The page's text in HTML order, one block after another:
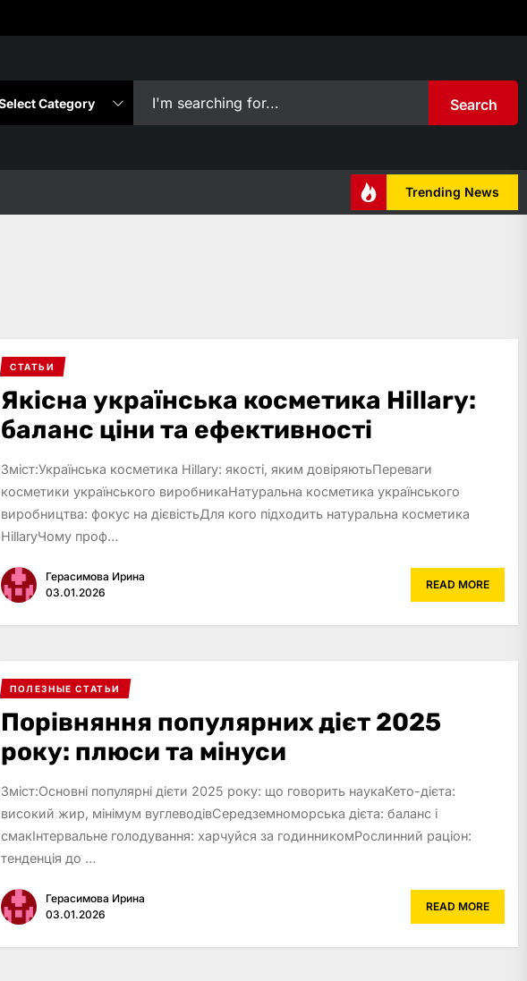
Search
Trending News
СТАТЬИ
Якісна українська косметика Hillary:
баланс ціни та ефективності
Зміст:Українська косметика Hillary: якості, яким довіряютьПереваги
косметики українського виробникаНатуральна косметика українського
виробництва: фокус на дієвістьДля кого підходить натуральна косметика
HillaryЧому проф…
Герасимова Ирина
03.01.2026
READ MORE
ПОЛЕЗНЫЕ СТАТЬИ
Порівняння популярних дієт 2025
року: плюси та мінуси
Зміст:Основні популярні дієти 2025 року: що говорить наукаКето-дієта:
високий жир, мінімум вуглеводівСередземноморська дієта: баланс і
смакІнтервальне голодування: харчуйся за годинникомРослинний раціон:
тенденція до …
Герасимова Ирина
03.01.2026
READ MORE